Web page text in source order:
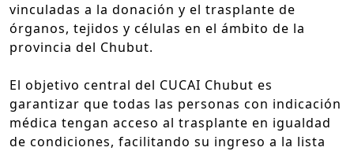
vinculadas a la donación y el trasplante de
órganos, tejidos y células en el ámbito de la
provincia del Chubut.
El objetivo central del CUCAI Chubut es
garantizar que todas las personas con indicación
médica tengan acceso al trasplante en igualdad
de condiciones, facilitando su ingreso a la lista